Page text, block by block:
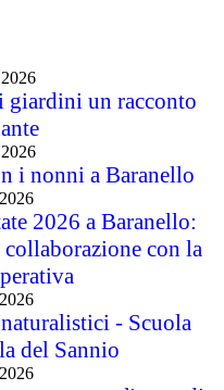
giardini un racconto
i nonni a Baranello
2026 a Baranello:
con la
- Scuola
del Sannio